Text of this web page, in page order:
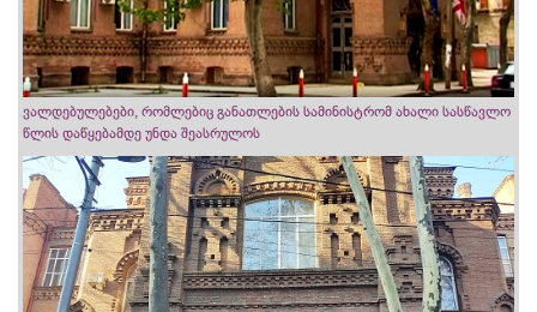
ვალდებულებები, რომლებიც განათლების სამინისტრომ ახალი სასწავლო
წლის დაწყებამდე უნდა შეასრულოს